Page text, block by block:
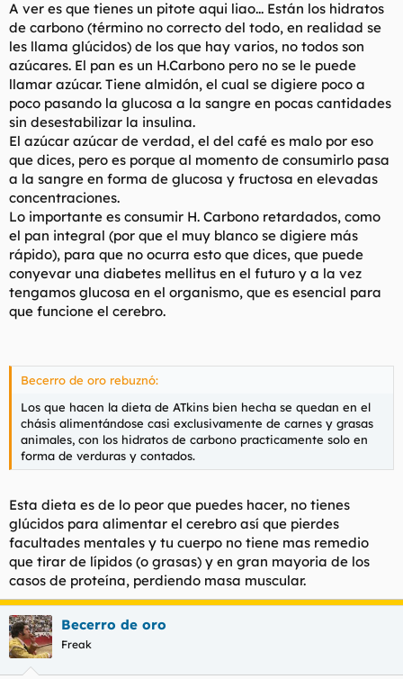
A ver es que tienes un pitote aqui liao... Están los hidratos
de carbono (término no correcto del todo, en realidad se
les llama glúcidos) de los que hay varios, no todos son
azúcares. El pan es un H.Carbono pero no se le puede
llamar azúcar. Tiene almidón, el cual se digiere poco a
poco pasando la glucosa a la sangre en pocas cantidades
sin desestabilizar la insulina.
El azúcar azúcar de verdad, el del café es malo por eso
que dices, pero es porque al momento de consumirlo pasa
a la sangre en forma de glucosa y fructosa en elevadas
concentraciones.
Lo importante es consumir H. Carbono retardados, como
el pan integral (por que el muy blanco se digiere más
rápido), para que no ocurra esto que dices, que puede
conyevar una diabetes mellitus en el futuro y a la vez
tengamos glucosa en el organismo, que es esencial para
que funcione el cerebro.
Becerro de oro rebuznó:
Los que hacen la dieta de ATkins bien hecha se quedan en el
chásis alimentándose casi exclusivamente de carnes y grasas
animales, con los hidratos de carbono practicamente solo en
forma de verduras y contados.
Esta dieta es de lo peor que puedes hacer, no tienes
glúcidos para alimentar el cerebro así que pierdes
facultades mentales y tu cuerpo no tiene mas remedio
que tirar de lípidos (o grasas) y en gran mayoria de los
casos de proteína, perdiendo masa muscular.
Becerro de oro
Freak